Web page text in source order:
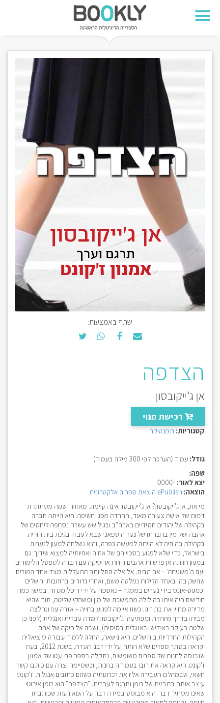
שתף באמצעות:
הצדפה
אן ג'ייקובסון
רכישת מנוי
קטגוריות: רומנטיקה
גודל: עמוד (הערכה לפי 300 מילה בעמוד)
שפה:
יצא לאור: -0000
הוצאה: ePublish הוצאת ספרים אלקטרונית
מי את, אן ג'ייקובסון? אן ג'ייקובסון אינה קיימת. מאחורי שמה מסתתרת
דמות של אישה צעירה מאוד, החרדה מפני חשיפה. היא הייתה חברה
בקהילה של יהודים חסידיים בארה"ב ובגיל שש עשרה נסחפה ליחסים של
אהבה ושל מין בחברתו של נער היספאני שבא לעבוד בגינת בית הוריה.
בקהילה בה חיה לא הייתה למעשה כפרה, והיא נשלחה למעון לנערות
בישראל, כדי שלא לפגוע בסכוייהם של אחיה ואחיותיה למצוא שידוך. גם
במעון חוותה אן פרשיות אהבים רוויות ארוטיקה עם חברה לספסל הלימודים
ועם ה'משגיחה' – אם הבית. אל אלה התלוותה התעללות מצד אחד המורים
שחשק בה. באחד הלילות נמלטה משם, ואחרי נדודים ברחובות ירושלים
וכמעט-אונס בידי נערים במסגד – נאספה על ידי דיפלומט זר. במשך כמה
חודשים חיה איתו בהילולה מתמשכת של מין ומשחקי שליטה, תוך שהיא
מדירה מחייו את בת זוגו. כשזו איימה לפגוע בחייה – אזרה עוז ונחלצה
מביתו בדרך מיוחדת ומפתיעה. ג'ייקובסון למדה עברית ואנגלית (לפני כן
שלטה בעיקר באידיש ובאנגלית בסיסית), ושבה אל חיקה של אחת
הקהילות החרדיות בירושלים. היא נישאה, החלה ללמוד עבודה סוציאלית
וקראה בסתר ספרים שלא הותרו על ידי רבני העדה. בשנת 2012, בעת
שנכנסה לחנות של ספרים משומשים, נתקלה בספר פרי עטו של אמנון
ז'קונט. היא קראה את רובו בעמידה בחנות, וכשסיימה יצרה עם כותבו קשר
חשאי, שבמהלכו העבירה אליו את זכרונותיה כשהם כתובים אנגלית. ז'קונט
עיצב אותם בתבנית של רומן ותרגם לעברית. "הצדפה" הוא רומן אירוטי
שאינו מסתיר דבר. הוא מבוסס במידה רבה על המאורעות שכותבתו